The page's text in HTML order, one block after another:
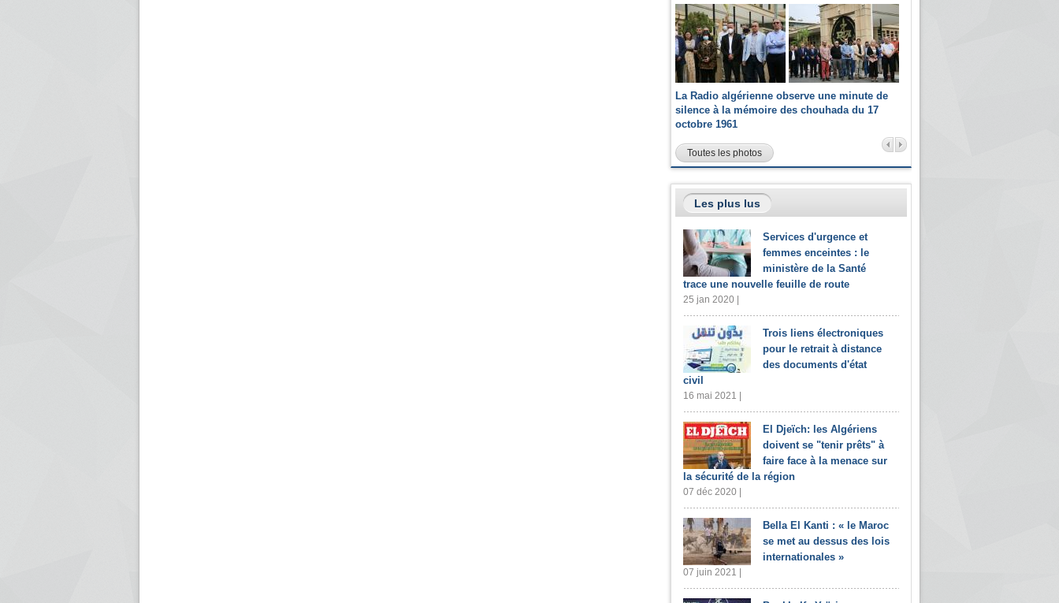
La Radio algérienne observe une minute de
silence à la mémoire des chouhada du 17
octobre 1961
Toutes les photos
Les plus lus
Services d'urgence et
femmes enceintes : le
ministère de la Santé
trace une nouvelle feuille de route
25 jan 2020 |
Trois liens électroniques
pour le retrait à distance
des documents d'état
civil
16 mai 2021 |
El Djeïch: les Algériens
doivent se "tenir prêts" à
faire face à la menace sur
la sécurité de la région
07 déc 2020 |
Bella El Kanti : « le Maroc
se met au dessus des lois
internationales »
07 juin 2021 |